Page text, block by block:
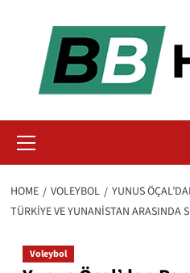
Menu
HOME VOLEYBOL
YUNUS
TÜRKIYE VE YUNANISTAN ARASINDA
Voleybol